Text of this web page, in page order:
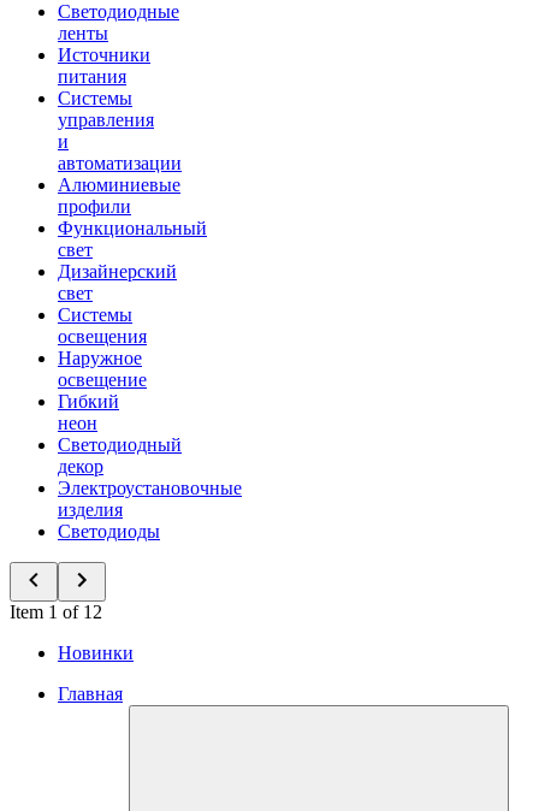
Светодиодные
ленты
Источники
питания
Системы
управления
и
автоматизации
Алюминиевые
профили
Функциональный
свет
Дизайнерский
свет
Системы
освещения
Наружное
освещение
Гибкий
неон
Светодиодный
декор
Электроустановочные
изделия
Светодиоды
Item 1 of 12
Новинки
Главная